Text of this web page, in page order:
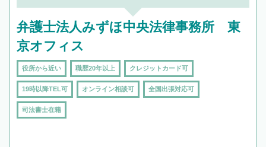
弁護士法人みずほ中央法律事務所 東
京オフィス
役所から近い 職歴20年以上 クレジットカード可
19時以降TEL可 オンライン相談可 全国出張対応可
司法書士在籍